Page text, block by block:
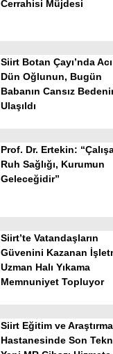
Cerrahisi Müjdesi
Siirt Botan Çayı’nda
Dün Oğlunun, Bugün
Babanın Cansız
Ulaşıldı
Prof. Dr. Ertekin:
Ruh Sağlığı, Kurumun
Geleceğidir”
Siirt’te Vatandaşların
Güvenini Kazanan
Uzman Halı Yıkama
Memnuniyet Topluyor
Siirt Eğitim ve Araştırma
Hastanesinde Son